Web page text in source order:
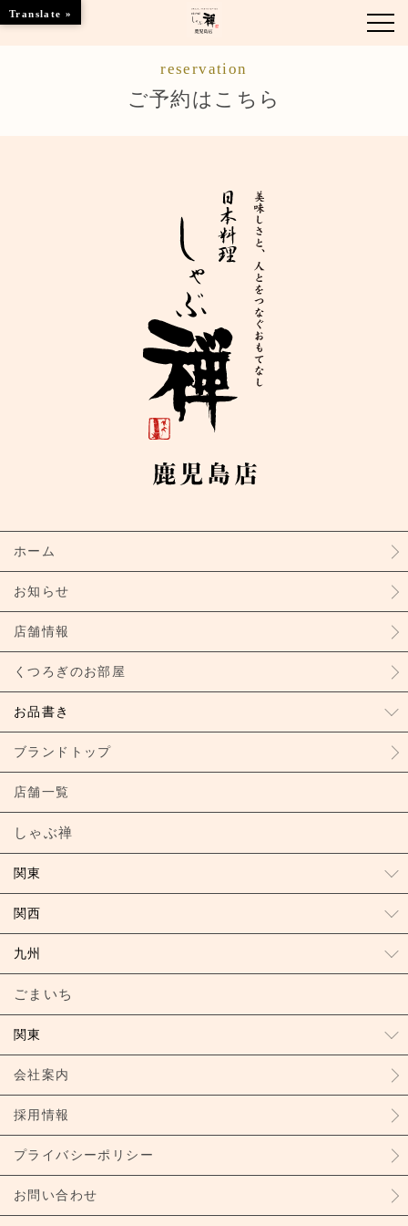
店舗情報
ブランドトップ
ご予約はこちら
reservation
ご予約はこちら
ホーム
お知らせ
店舗情報
くつろぎのお部屋
お品書き
ブランドトップ
店舗一覧
しゃぶ禅
関東
関西
九州
ごまいち
関東
会社案内
採用情報
プライバシーポリシー
お問い合わせ
Translate »